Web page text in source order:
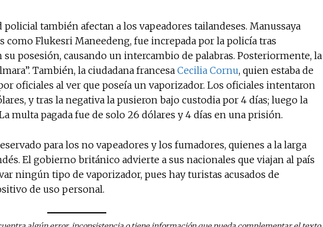
también afectan a los vapeadores tailandeses. Manussaya
como Flukesri Maneedeng, fue increpada por la policía tras
posesión, causando un intercambio de palabras. Posteriormente, la
También, la ciudadana francesa Cecilia Cornu, quien estaba de
oficiales al ver que poseía un vaporizador. Los oficiales intentaron
y tras la negativa la pusieron bajo custodia por 4 días; luego la
multa pagada fue de solo 26 dólares y 4 días en una prisión.
para los no vapeadores y los fumadores, quienes a la larga
El gobierno británico advierte a sus nacionales que viajan al país
ningún tipo de vaporizador, pues hay turistas acusados de
de uso personal.